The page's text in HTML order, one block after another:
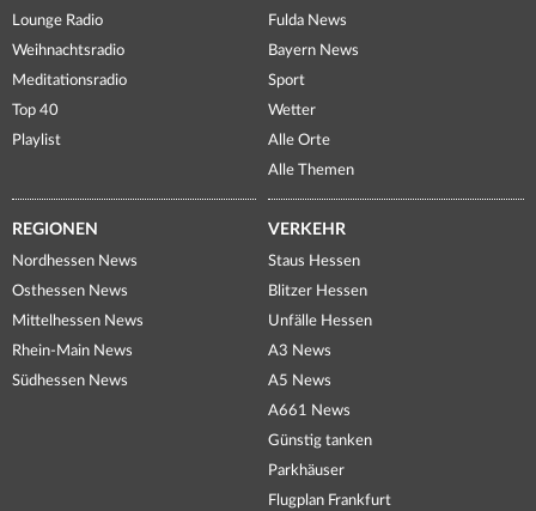
Lounge Radio
Weihnachtsradio
Meditationsradio
Top 40
Playlist
Fulda News
Bayern News
Sport
Wetter
Alle Orte
Alle Themen
REGIONEN
Nordhessen News
Osthessen News
Mittelhessen News
Rhein-Main News
Südhessen News
VERKEHR
Staus Hessen
Blitzer Hessen
Unfälle Hessen
A3 News
A5 News
A661 News
Günstig tanken
Parkhäuser
Flugplan Frankfurt